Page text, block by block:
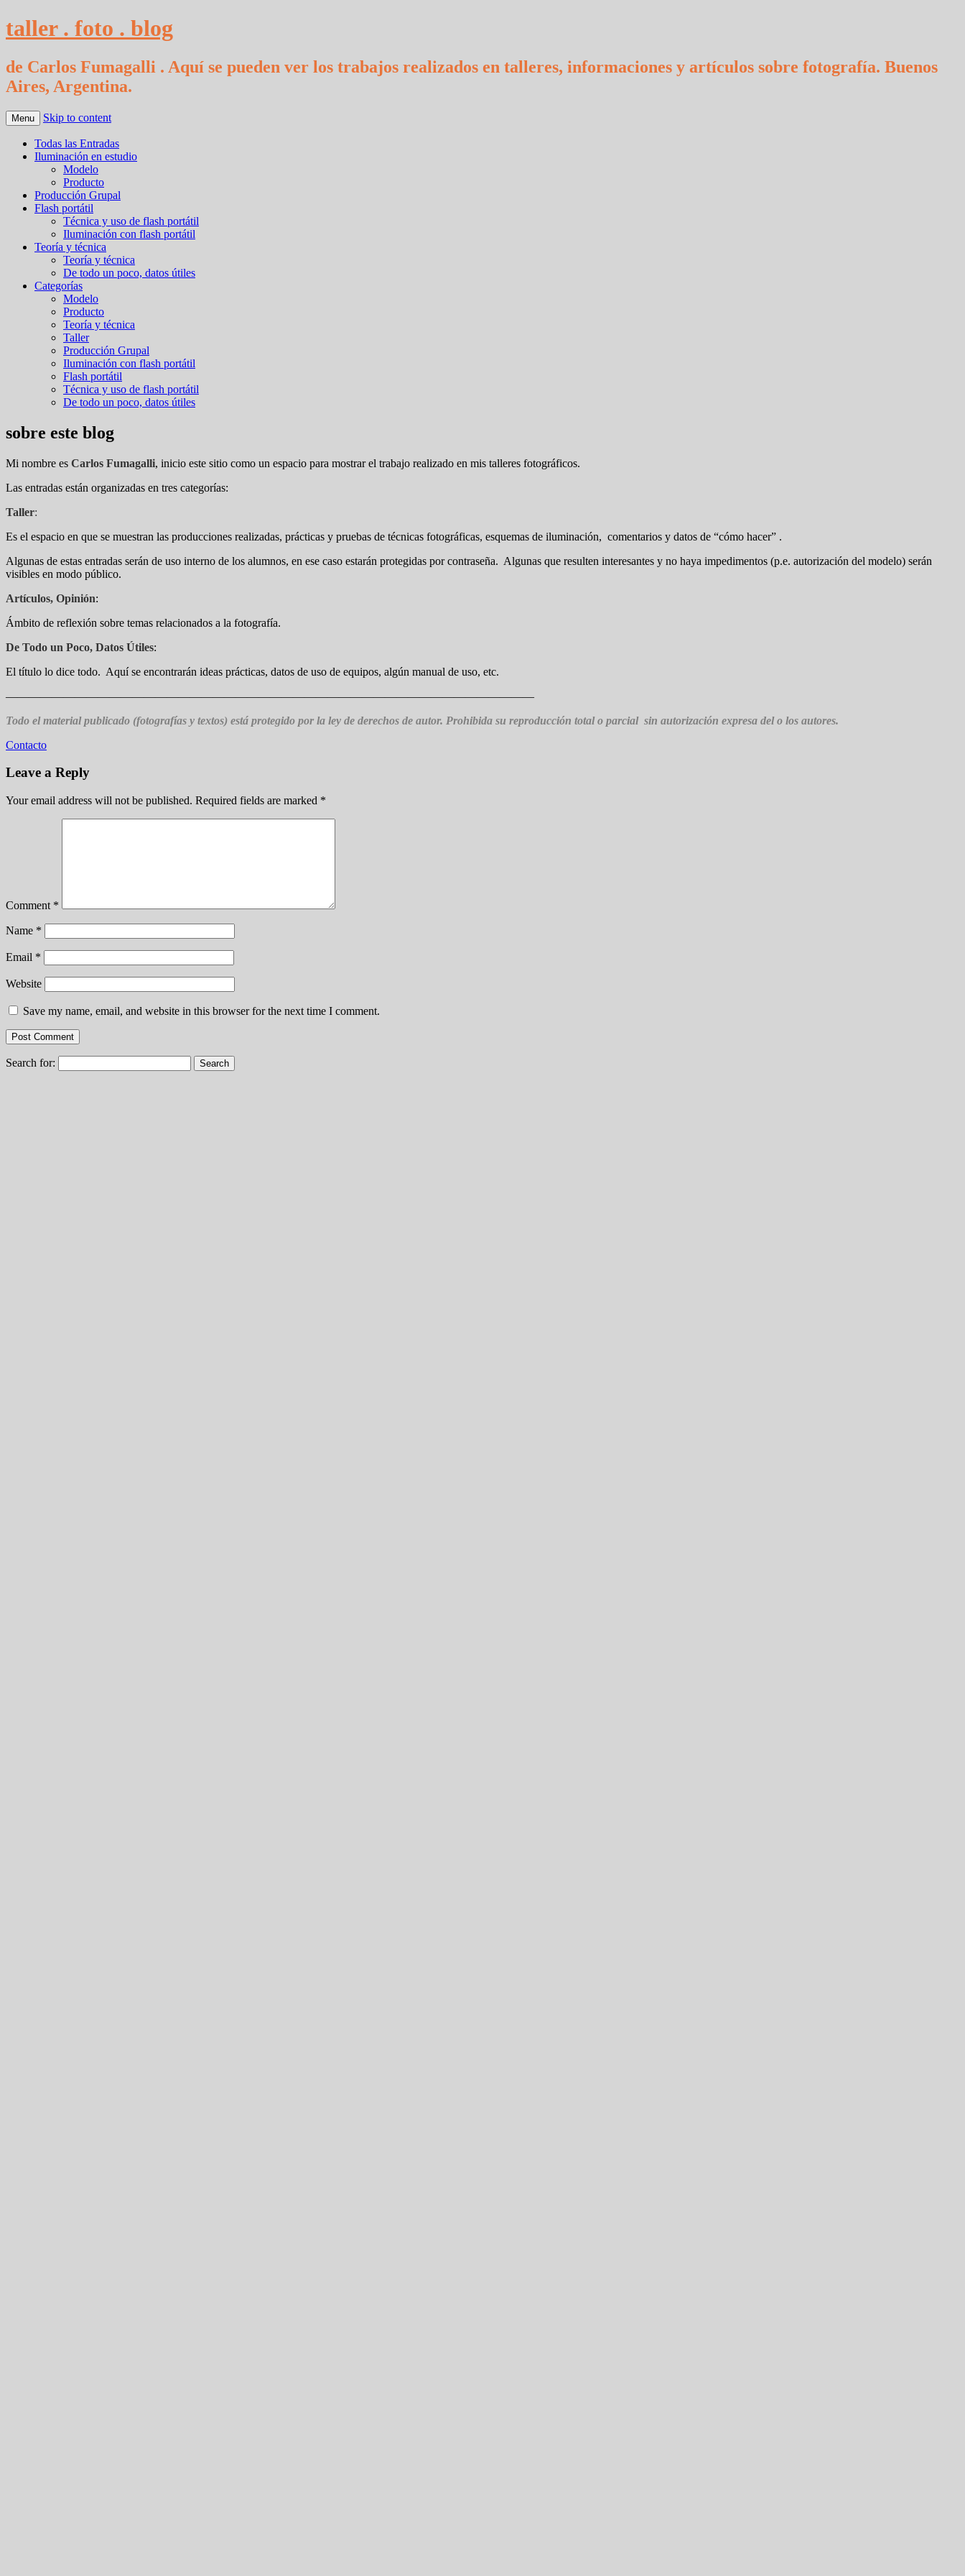
taller . foto . blog
de Carlos Fumagalli . Aquí se pueden ver los trabajos realizados en talleres, informaciones y artículos sobre fotografía. Buenos
Aires, Argentina.
Menu Skip to content
Todas las Entradas
Iluminación en estudio
Modelo
Producto
Producción Grupal
Flash portátil
Técnica y uso de flash portátil
Iluminación con flash portátil
Teoría y técnica
Teoría y técnica
De todo un poco, datos útiles
Categorías
Modelo
Producto
Teoría y técnica
Taller
Producción Grupal
Iluminación con flash portátil
Flash portátil
Técnica y uso de flash portátil
De todo un poco, datos útiles
sobre este blog
Mi nombre es Carlos Fumagalli, inicio este sitio como un espacio para mostrar el trabajo realizado en mis talleres fotográficos.
Las entradas están organizadas en tres categorías:
Taller:
Es el espacio en que se muestran las producciones realizadas, prácticas y pruebas de técnicas fotográficas, esquemas de iluminación, comentarios y datos de “cómo hacer” .
Algunas de estas entradas serán de uso interno de los alumnos, en ese caso estarán protegidas por contraseña. Algunas que resulten interesantes y no haya impedimentos (p.e. autorización del modelo) serán
visibles en modo público.
Artículos, Opinión:
Ámbito de reflexión sobre temas relacionados a la fotografía.
De Todo un Poco, Datos Útiles:
El título lo dice todo. Aquí se encontrarán ideas prácticas, datos de uso de equipos, algún manual de uso, etc.
——————————————————————————————————————————————
Todo el material publicado (fotografías y textos) está protegido por la ley de derechos de autor. Prohibida su reproducción total o parcial sin autorización expresa del o los autores.
Contacto
Leave a Reply
Your email address will not be published. Required fields are marked *
Comment *
Name *
Email *
Website
Save my name, email, and website in this browser for the next time I comment.
Search for: